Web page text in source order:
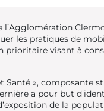
les pratiques de
prioritaire visant à
Santé », composante
a pour but
de la